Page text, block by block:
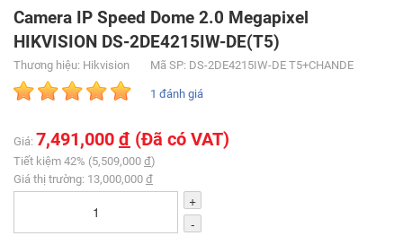
Camera IP Speed Dome 2.0 Megapixel
HIKVISION DS-2DE4215IW-DE(T5)
Thương hiệu: Hikvision Mã SP: DS-2DE4215IW-DE T5+CHANDE
1 đánh giá
Giá: 7,491,000 đ (Đã có VAT)
Tiết kiệm 42% (5,509,000 đ)
Giá thị trường: 13,000,000 đ
+
-